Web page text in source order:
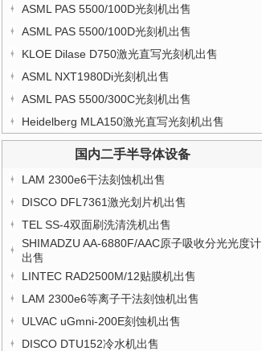
ASML PAS 5500/100D光刻机出售
ASML PAS 5500/100D光刻机出售
KLOE Dilase D750激光直写光刻机出售
ASML NXT1980Di光刻机出售
ASML PAS 5500/300C光刻机出售
Heidelberg MLA150激光直写光刻机出售
国内二手半导体设备
LAM 2300e6干法刻蚀机出售
DISCO DFL7361激光划片机出售
TEL SS-4双面刷洗清洗机出售
SHIMADZU AA-6880F/AAC原子吸收分光光度计
出售
LINTEC RAD2500M/12贴膜机出售
LAM 2300e6等离子干法刻蚀机出售
ULVAC uGmni-200E刻蚀机出售
DISCO DTU152冷水机出售